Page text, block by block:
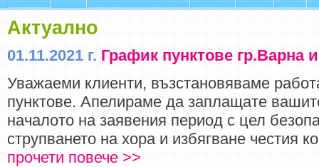
Актуално
01.11.2021 г. График пунктове гр.Варна
Уважаеми клиенти, възстановяваме
пунктове. Апелираме да заплащате
началото на заявения период с цел
струпването на хора и избягване честия
прочети повече >>